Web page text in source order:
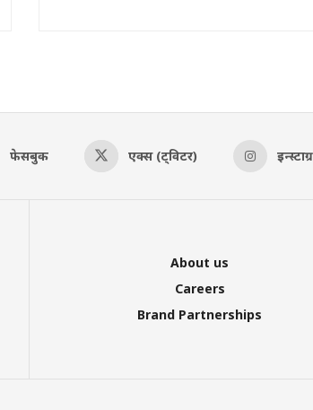
फेसबुक एक्स (ट्विटर)
About us
Careers
Brand Partnerships